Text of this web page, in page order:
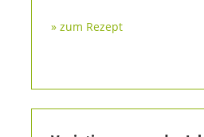
» zum Rezept